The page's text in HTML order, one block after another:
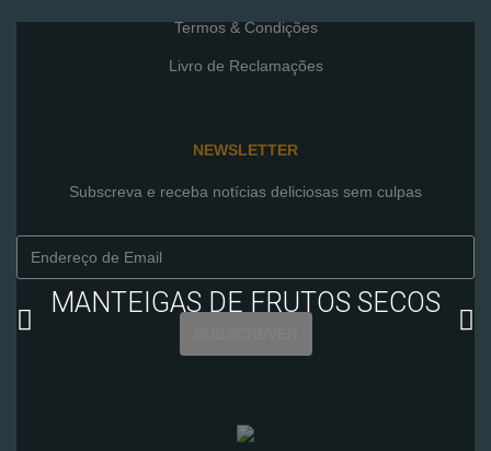
MANTEIGAS DE FRUTOS SECOS
Termos & Condições
Livro de Reclamações
NEWSLETTER
Subscreva e receba notícias deliciosas sem culpas